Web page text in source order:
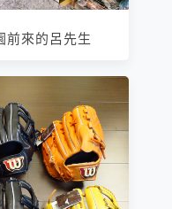
前來的呂先生